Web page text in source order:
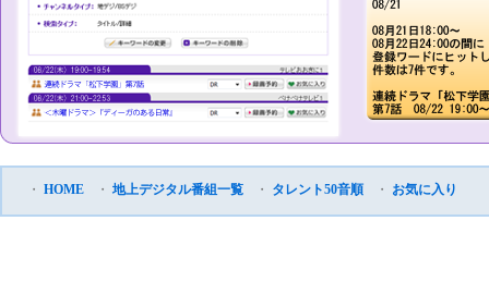
・ HOME ・ 地上デジタル番組一覧 ・ タレント50音順 ・ お気に入り